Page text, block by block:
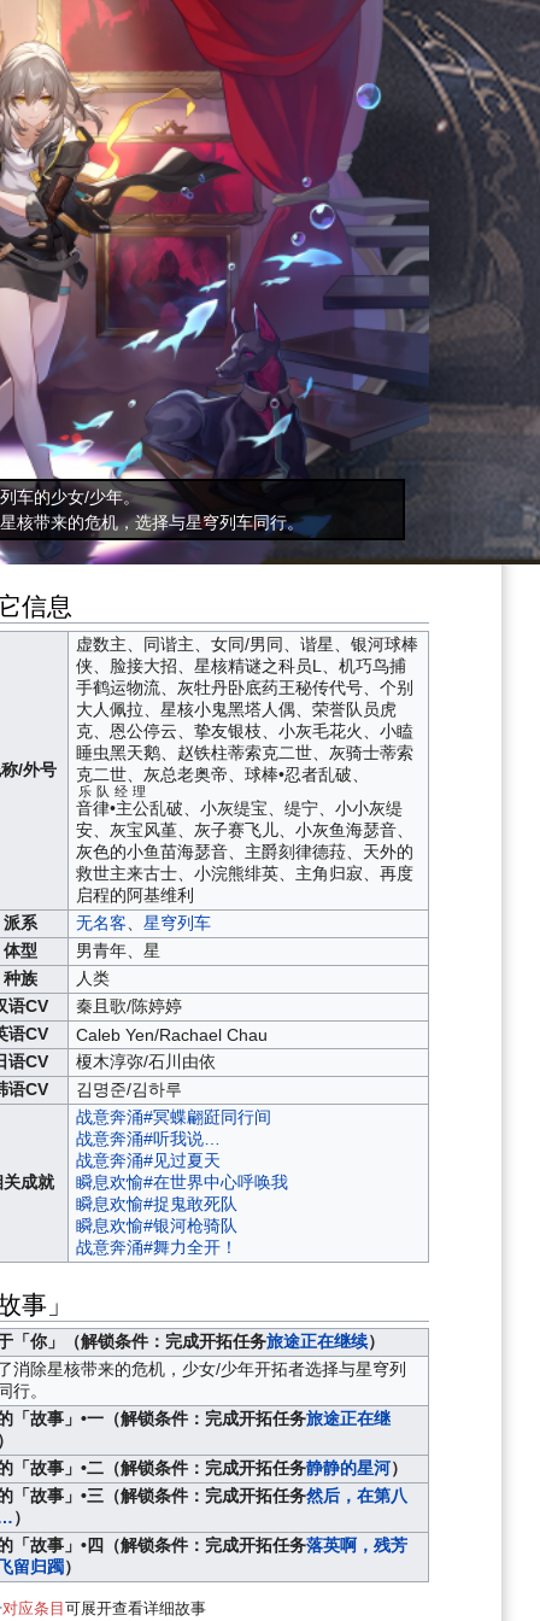
车的少女/少年。
核带来的危机，选择与星穹列车同行。
信息
/外号
虚数主、同谐主、 女同/男同 谐星 、银河球棒
侠、脸接大招、星核精谜之科员L
、机巧鸟捕
手鹤运物流、灰牡丹卧底药王秘传代号、个别
大人佩拉 、星核小鬼黑塔人偶、荣誉队员虎
克、恩公停云 、挚友银枝 、小灰毛花火 、小瞌
睡虫黑天鹅、赵铁柱蒂索克二世、灰骑士蒂索
克二世、灰总老奥帝 、球棒•忍者乱破
音律•主公
乐队经理
乱破 、小灰缇宝、缇宁、小小灰缇
安、灰宝风堇、灰子赛飞儿、小灰鱼海瑟音、
灰色的小鱼苗海瑟音、主爵刻律德菈、天外的
救世主来古士、小浣熊绯英、主角归寂
再度
启程的阿基维利
派系
无名客
星穹列车
体型
男青年、星
种族
人类
语CV
秦且歌/陈婷婷
语CV
Caleb Yen/Rachael Chau
语CV
榎木淳弥/石川由依
语CV
김명준/김하루
成就
战意奔涌#冥蝶翩跹同行间
战意奔涌#听我说…
战意奔涌#见过夏天
瞬息欢愉#在世界中心呼唤我
瞬息欢愉#捉鬼敢死队
瞬息欢愉#银河枪骑队
战意奔涌#舞力全开！
事」
「你」（解锁条件：完成开拓任务旅途正在继续）
消除星核带来的危机，少女/少年开拓者选择与星穹列
行。
「故事」•一（解锁条件：完成开拓任务旅途正在继
「故事」•二（解锁条件：完成开拓任务静静的星河）
「故事」•三（解锁条件：完成开拓任务然后，在第八
）
「故事」•四（解锁条件：完成开拓任务落英啊，残芳
留归躅）
对应条目 可展开查看详细故事